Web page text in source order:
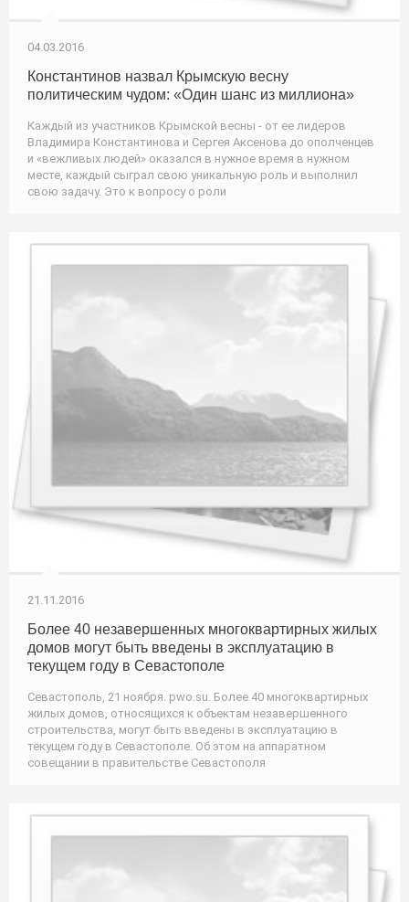
04.03.2016
Константинов назвал Крымскую весну
политическим чудом: «Один шанс из миллиона»
Каждый из участников Крымской весны - от ее лидеров
Владимира Константинова и Сергея Аксенова до ополченцев
и «вежливых людей» оказался в нужное время в нужном
месте, каждый сыграл свою уникальную роль и выполнил
свою задачу. Это к вопросу о роли
21.11.2016
Более 40 незавершенных многоквартирных жилых
домов могут быть введены в эксплуатацию в
текущем году в Севастополе
Севастополь, 21 ноября. pwo.su. Более 40 многоквартирных
жилых домов, относящихся к объектам незавершенного
строительства, могут быть введены в эксплуатацию в
текущем году в Севастополе. Об этом на аппаратном
совещании в правительстве Севастополя